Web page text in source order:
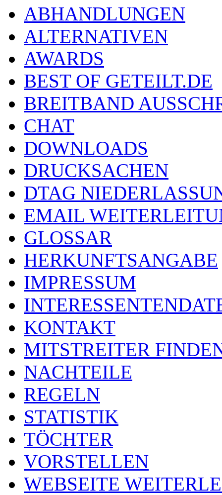
ABHANDLUNGEN
ALTERNATIVEN
AWARDS
BEST OF GETEILT.DE
BREITBAND
CHAT
DOWNLOADS
DRUCKSACHEN
DTAG
EMAIL
GLOSSAR
HERKUNFTSANGABE
IMPRESSUM
KONTAKT
MITSTREITER
NACHTEILE
REGELN
STATISTIK
TÖCHTER
VORSTELLEN
WEBSEITE